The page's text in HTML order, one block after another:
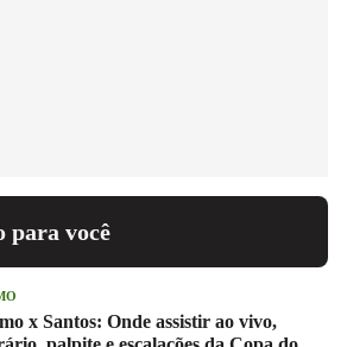
para você
x Santos: Onde assistir ao vivo,